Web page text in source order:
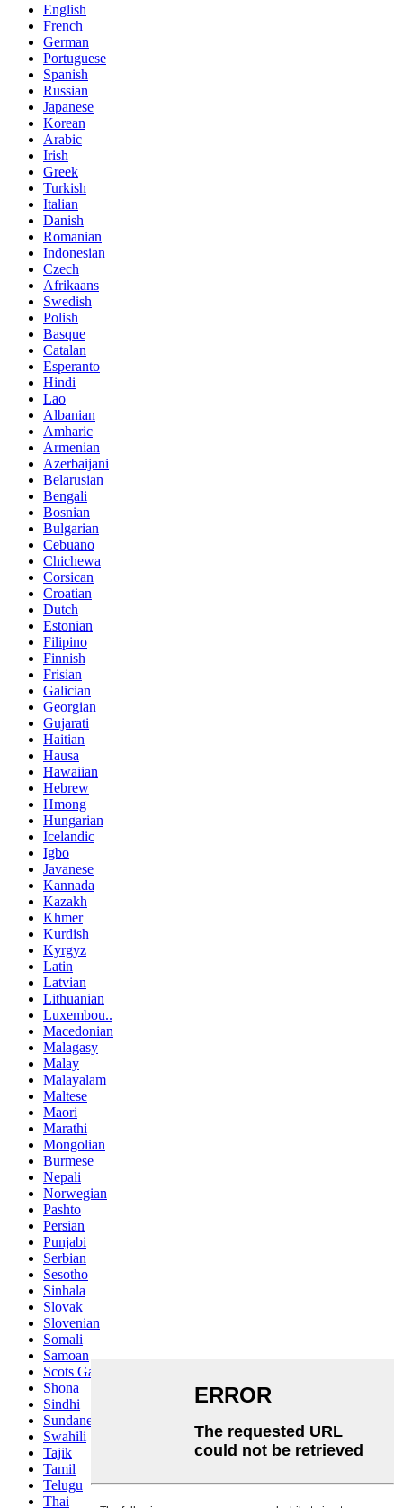
English
French
German
Portuguese
Spanish
Russian
Japanese
Korean
Arabic
Irish
Greek
Turkish
Italian
Danish
Romanian
Indonesian
Czech
Afrikaans
Swedish
Polish
Basque
Catalan
Esperanto
Hindi
Lao
Albanian
Amharic
Armenian
Azerbaijani
Belarusian
Bengali
Bosnian
Bulgarian
Cebuano
Chichewa
Corsican
Croatian
Dutch
Estonian
Filipino
Finnish
Frisian
Galician
Georgian
Gujarati
Haitian
Hausa
Hawaiian
Hebrew
Hmong
Hungarian
Icelandic
Igbo
Javanese
Kannada
Kazakh
Khmer
Kurdish
Kyrgyz
Latin
Latvian
Lithuanian
Luxembou..
Macedonian
Malagasy
Malay
Malayalam
Maltese
Maori
Marathi
Mongolian
Burmese
Nepali
Norwegian
Pashto
Persian
Punjabi
Serbian
Sesotho
Sinhala
Slovak
Slovenian
Somali
Samoan
Scots Gaelic
Shona
Sindhi
Sundanese
Swahili
Tajik
Tamil
Telugu
Thai